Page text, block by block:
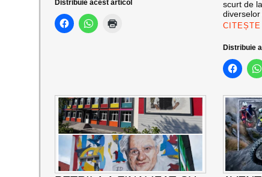
Distribuie acest articol
scurt de
Distribuie